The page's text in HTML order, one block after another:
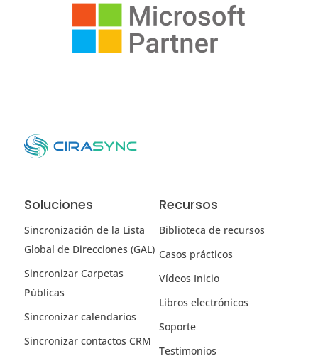
Soluciones
Sincronización de la Lista
Global de Direcciones (GAL)
Sincronizar Carpetas
Públicas
Sincronizar calendarios
Sincronizar contactos CRM
Recursos
Biblioteca de recursos
Casos prácticos
Vídeos Inicio
Libros electrónicos
Soporte
Testimonios